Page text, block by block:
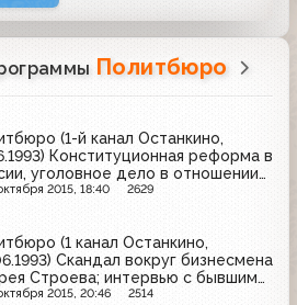
Политбюро
(1-й канал Останкино,
Конституционная реформа в
уголовное дело в отношении
Виктора Миронова
2015, 18:40 2629
(1 канал Останкино,
Скандал вокруг бизнесмена
Строева; интервью с бывшим
майором КГБ Олегом
2015, 20:46 2514